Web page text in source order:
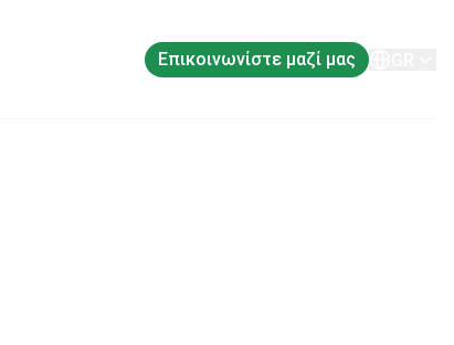
Επικοινωνίστε μαζί μας